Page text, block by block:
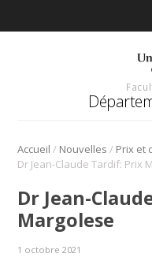
Accueil / Nouvelles / Prix et
Dr Jean-
Margolese
1 octobre 2021